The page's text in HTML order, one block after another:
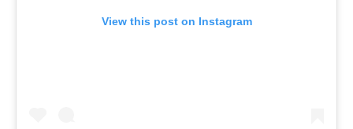
View this post on Instagram